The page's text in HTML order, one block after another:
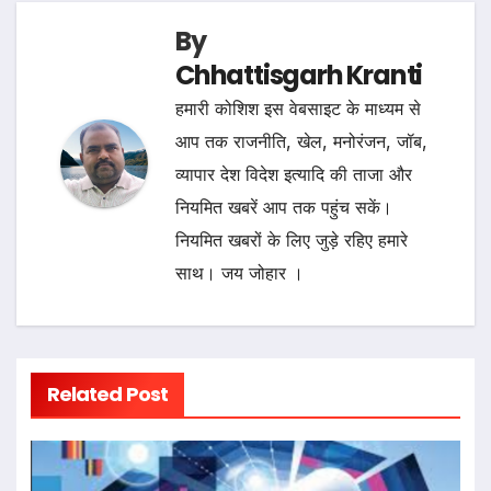
By
Chhattisgarh Kranti
हमारी कोशिश इस वेबसाइट के माध्यम से
आप तक राजनीति, खेल, मनोरंजन, जॉब,
व्यापार देश विदेश इत्यादि की ताजा और
नियमित खबरें आप तक पहुंच सकें।
नियमित खबरों के लिए जुड़े रहिए हमारे
साथ। जय जोहार ।
Related Post